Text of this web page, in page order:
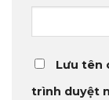
Lưu tên
trình duyệt